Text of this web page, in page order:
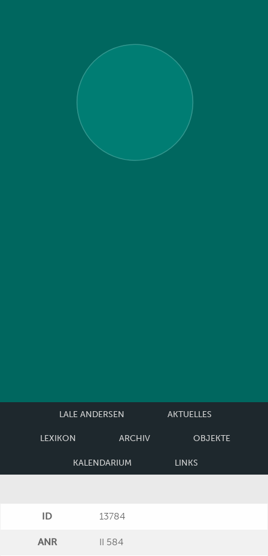
LALE ANDERSEN AKTUELLES
LEXIKON ARCHIV OBJEKTE
KALENDARIUM LINKS
ID 13784
ANR II 584